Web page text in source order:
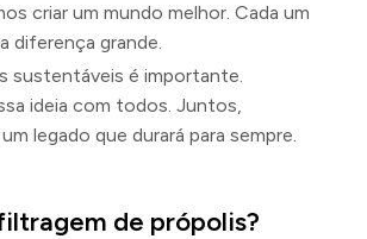
criar um mundo melhor. Cada um
diferença grande.
sustentáveis é importante.
ideia com todos. Juntos,
legado que durará para sempre.
de própolis?